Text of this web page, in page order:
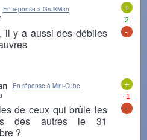
+
2
-
En réponse à GruikMan
il y a aussi des débiles
+
-1
-
En réponse à Mini-Cube
de ceux qui brûle les
des autres le 31
?